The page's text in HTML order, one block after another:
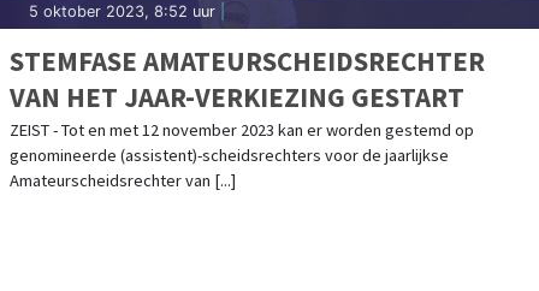
5 oktober 2023, 8:52 uur
STEMFASE AMATEURSCHEIDSRECHTER
VAN HET JAAR-VERKIEZING GESTART
ZEIST - Tot en met 12 november 2023 kan er worden gestemd op
genomineerde (assistent)-scheidsrechters voor de jaarlijkse
Amateurscheidsrechter van [...]